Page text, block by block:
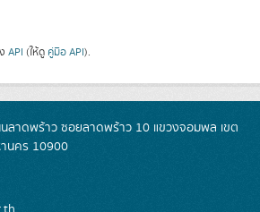
API (ให้ดู คู่มือ API).
ลาดพร้าว ซอยลาดพร้าว 10 แขวงจอมพล เขต
นคร 10900